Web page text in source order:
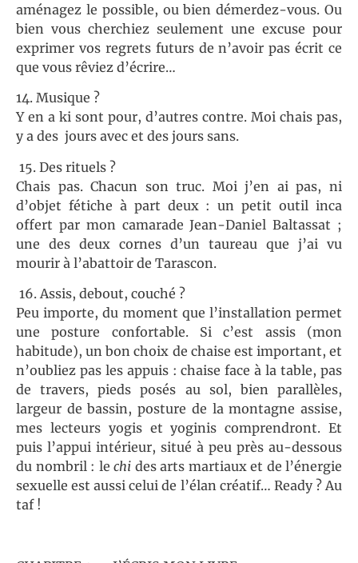
aménagez le possible, ou bien démerdez-vous. Ou
bien vous cherchiez seulement une excuse pour
exprimer vos regrets futurs de n’avoir pas écrit ce
que vous rêviez d’écrire…
14. Musique ?
Y en a ki sont pour, d’autres contre. Moi chais pas,
y a des jours avec et des jours sans.
15. Des rituels ?
Chais pas. Chacun son truc. Moi j’en ai pas, ni
d’objet fétiche à part deux : un petit outil inca
offert par mon camarade Jean-Daniel Baltassat ;
une des deux cornes d’un taureau que j’ai vu
mourir à l’abattoir de Tarascon.
16. Assis, debout, couché ?
Peu importe, du moment que l’installation permet
une posture confortable. Si c’est assis (mon
habitude), un bon choix de chaise est important, et
n’oubliez pas les appuis : chaise face à la table, pas
de travers, pieds posés au sol, bien parallèles,
largeur de bassin, posture de la montagne assise,
mes lecteurs yogis et yoginis comprendront. Et
puis l’appui intérieur, situé à peu près au-dessous
du nombril : le chi des arts martiaux et de l’énergie
sexuelle est aussi celui de l’élan créatif… Ready ? Au
taf !